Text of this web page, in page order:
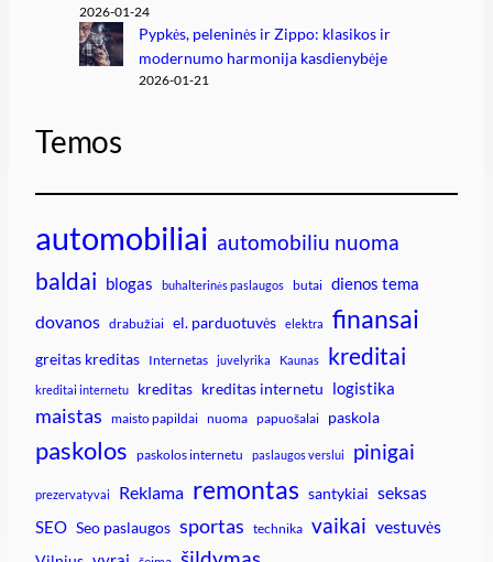
2026-01-24
Pypkės, peleninės ir Zippo: klasikos ir
modernumo harmonija kasdienybėje
2026-01-21
Temos
automobiliai automobiliu nuoma
baldai blogas buhalterinės paslaugos butai dienos tema
dovanos drabužiai el. parduotuvės elektra finansai
greitas kreditas Internetas juvelyrika Kaunas kreditai
kreditai internetu kreditas kreditas internetu logistika
maistas maisto papildai nuoma papuošalai paskola
paskolos paskolos internetu paslaugos verslui pinigai
prezervatyvai Reklama remontas santykiai seksas
SEO Seo paslaugos sportas technika vaikai vestuvės